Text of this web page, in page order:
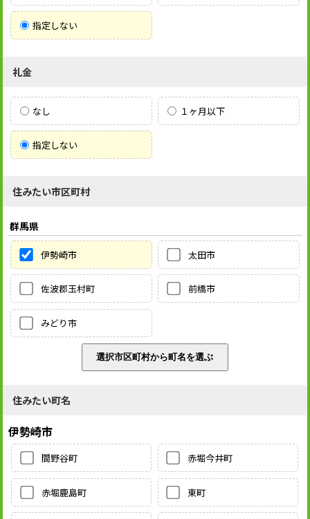
指定しない
礼金
なし １ヶ月以下
指定しない
住みたい市区町村
群馬県
伊勢崎市 太田市
佐波郡玉村町 前橋市
みどり市
住みたい町名
伊勢崎市
間野谷町 赤堀今井町
赤堀鹿島町 東町